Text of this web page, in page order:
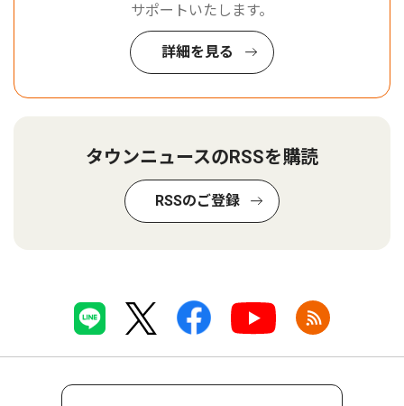
サポートいたします。
詳細を見る
タウンニュースのRSSを購読
RSSのご登録